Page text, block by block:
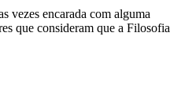
vezes encarada com alguma
que consideram que a Filosofia